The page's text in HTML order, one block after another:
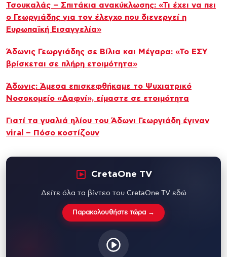
Τσουκαλάς – Σπιτάκια ανακύκλωσης: «Τι έχει να πει
ο Γεωργιάδης για τον έλεγχο που διενεργεί η
Ευρωπαϊκή Εισαγγελία»
Άδωνις Γεωργιάδης σε Βίλια και Μέγαρα: «Το ΕΣΥ
βρίσκεται σε πλήρη ετοιμότητα»
Άδωνις: Άμεσα επισκεφθήκαμε το Ψυχιατρικό
Νοσοκομείο «Δαφνί», είμαστε σε ετοιμότητα
Γιατί τα γυαλιά ηλίου του Άδωνι Γεωργιάδη έγιναν
viral – Πόσο κοστίζουν
CretaOne TV
Δείτε όλα τα βίντεο του CretaOne TV εδώ
Παρακολουθήστε τώρα →